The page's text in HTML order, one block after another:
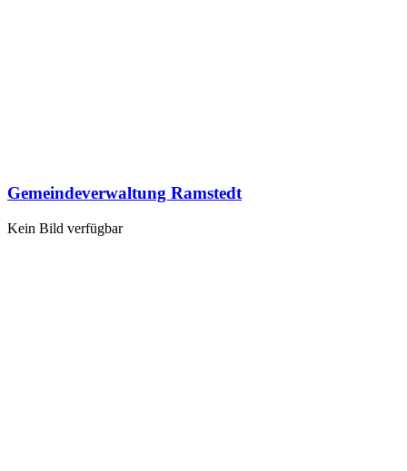
Gemeindeverwaltung Ramstedt
Kein Bild verfügbar